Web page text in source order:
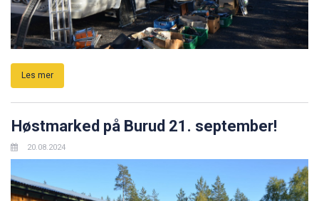
Les mer
Høstmarked på Burud 21. september!
20.08.2024